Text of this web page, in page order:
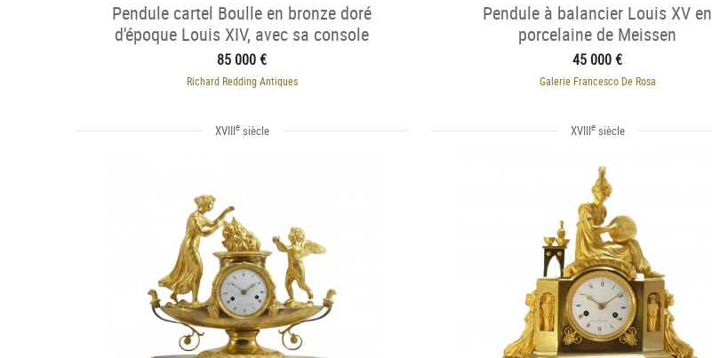
Pendule cartel Boulle en bronze doré
d'époque Louis XIV, avec sa console
85 000 €
Richard Redding Antiques
Pendule à balancier Louis XV en
porcelaine de Meissen
45 000 €
Galerie Francesco De Rosa
XVIIIesiècle XVIIIesiècle